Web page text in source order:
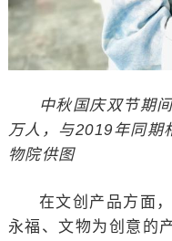
中秋国庆双节期
万人，与2019年同
物院供图
在文创产品方面
永福、文物为创意的